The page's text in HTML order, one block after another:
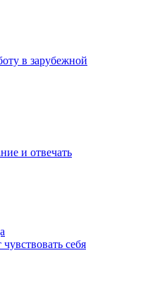
в зарубежной
и отвечать
себя